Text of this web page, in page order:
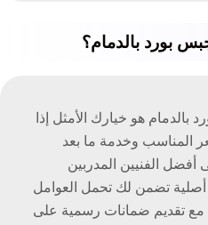
بورد بالدمام؟
هو خيارك الأمثل إذا
المناسب وخدمة ما بعد
أفضل الفنيين المدربين
تضمن لك تحمل العوامل
مع تقديم ضمانات رسمية على